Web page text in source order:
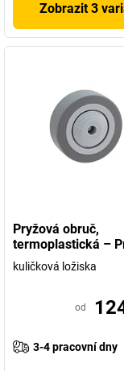
Zobrazit 3
Pryžová obruč,
termoplastická –
kuličková ložiska
od
3-4 pracovní dny